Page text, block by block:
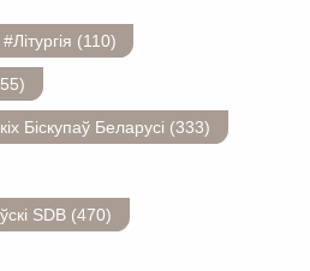
#Літургія (110)
Біскупаў Беларусі (333)
SDB (470)